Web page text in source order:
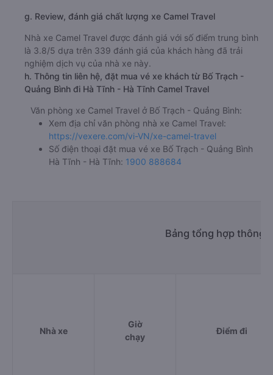
g. Review, đánh giá chất lượng xe Camel Travel
Nhà xe Camel Travel được đánh giá với số điểm trung bình
là 3.8/5 dựa trên 339 đánh giá của khách hàng đã trải
nghiệm dịch vụ của nhà xe này.
h. Thông tin liên hệ, đặt mua vé xe khách từ Bố Trạch -
Quảng Bình đi Hà Tĩnh - Hà Tĩnh Camel Travel
Văn phòng xe Camel Travel ở Bố Trạch - Quảng Bình:
Xem địa chỉ văn phòng nhà xe Camel Travel:
https://vexere.com/vi-VN/xe-camel-travel
Số điện thoại đặt mua vé xe Bố Trạch - Quảng Bình
Hà Tĩnh - Hà Tĩnh: 1900 888684
Bảng tổng hợp thông
Nhà xe
Giờ
chạy
Điểm đi